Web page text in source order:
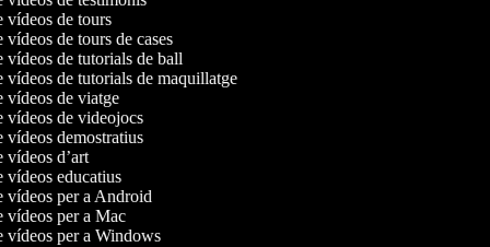
vídeos de tours
vídeos de tours de cases
vídeos de tutorials de ball
vídeos de tutorials de maquillatge
vídeos de viatge
vídeos de videojocs
vídeos demostratius
vídeos d’art
vídeos educatius
vídeos per a Android
vídeos per a Mac
vídeos per a Windows